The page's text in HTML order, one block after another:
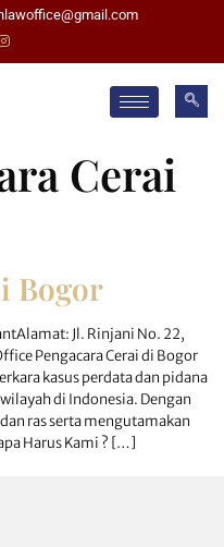
Cerai
Bogor
Jl. Rinjani No. 22,
Pengacara Cerai di Bogor
kasus perdata dan pidana
di Indonesia. Dengan
ras serta mengutamakan
Harus Kami ? […]